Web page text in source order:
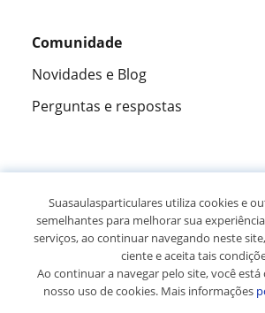
Comunidade
Novidades e Blog
Perguntas e respostas
305915opiniões de
© 2007 - 2026 Suas aulas
Suasaulasparticulares utiliza cookies e
semelhantes para melhorar sua
serviços, ao continuar navegando neste
ciente e aceita tais
Ao continuar a navegar pelo site, você
nosso uso de cookies. Mais informações